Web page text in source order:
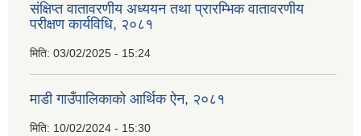
संक्षिप्त वातावरणीय अध्ययन तथा प्रारम्भिक वातावरणीय
परीक्षण कार्यविधि, २०८१
मिति: 03/02/2025 - 15:24
माडी गाउँपालिकाको आर्थिक ऐन, २०८१
मिति: 10/02/2024 - 15:30